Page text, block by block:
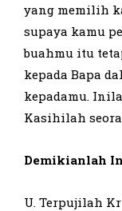
yang memilih
supaya kamu
buahmu itu
kepada Bapa
kepadamu.
Kasihilah
Demikianlah
U. Terpujilah